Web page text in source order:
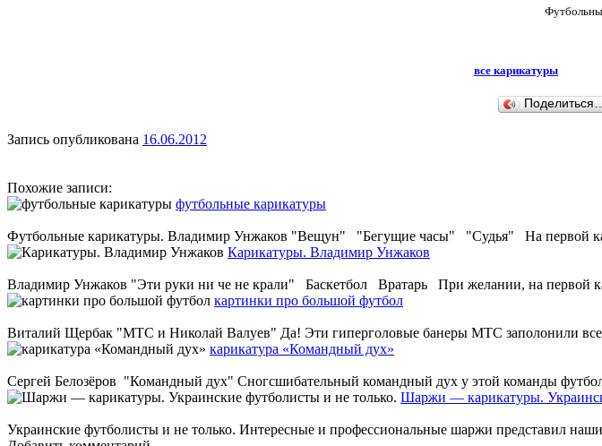
все карикатуры
Поделиться…
Запись опубликована 16.06.2012
Похожие записи:
футбольные карикатуры
Футбольные карикатуры. Владимир Унжаков "Вещун" "Бегущие часы" "Судья" На первой
Карикатуры. Владимир Унжаков
Владимир Унжаков "Эти руки ни че не крали" Баскетбол Вратарь При желании, на первой
картинки про большой футбол
Виталий Щербак "МТС и Николай Валуев" Да! Эти гиперголовые банеры МТС заполонили
карикатура «Командный дух»
Сергей Белозёров "Командный дух" Сногсшибательный командный дух у этой команды
Шаржи — карикатуры.
Украинские футболисты и не только. Интересные и профессиональные шаржи представил